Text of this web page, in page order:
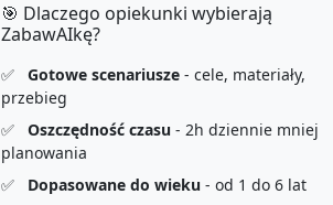
🎯 Dlaczego opiekunki wybierają
ZabawAIkę?
✅ Gotowe scenariusze - cele, materiały,
przebieg
✅
Oszczędność czasu - 2h dziennie mniej
planowania
✅
Dopasowane do wieku - od 1 do 6 lat